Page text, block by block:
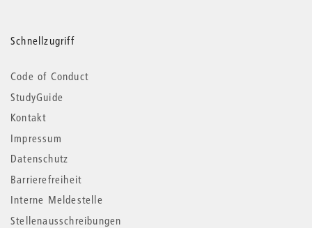
Schnellzugriff
Code of Conduct
StudyGuide
Kontakt
Impressum
Datenschutz
Barrierefreiheit
Interne Meldestelle
Stellenausschreibungen